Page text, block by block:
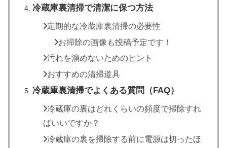
冷蔵庫裏清掃で清潔に保つ方法
定期的な冷蔵庫裏清掃の必要性
お掃除の画像も投稿予定です！
汚れを溜めないためのヒント
おすすめの清掃道具
冷蔵庫裏清掃でよくある質問（FAQ）
冷蔵庫の裏はどれくらいの頻度で掃除すれ
ばいいですか？
冷蔵庫の裏を掃除する前に電源は切ったほ